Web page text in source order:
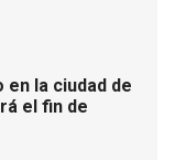
la ciudad de
el fin de